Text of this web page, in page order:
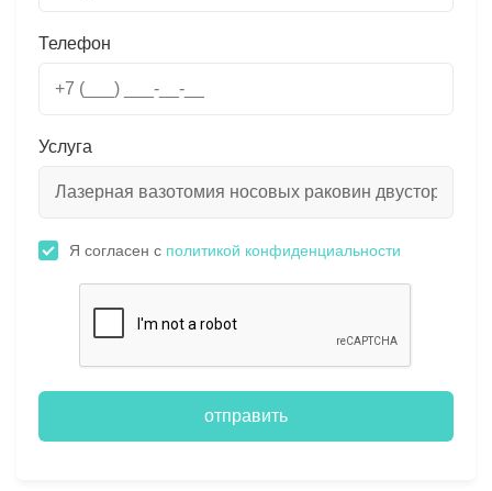
Телефон
Услуга
Я согласен с политикой конфиденциальности
отправить